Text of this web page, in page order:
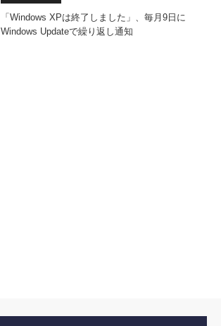
「Windows XPは終了しました」、毎月9日に
Windows Updateで繰り返し通知